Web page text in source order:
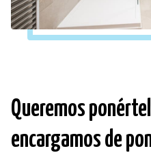
Queremos
encargamos de